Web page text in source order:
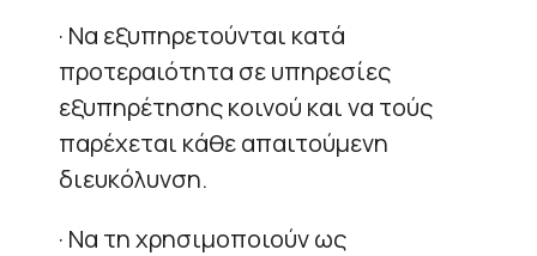
· Να εξυπηρετούνται κατά
προτεραιότητα σε υπηρεσίες
εξυπηρέτησης κοινού και να τούς
παρέχεται κάθε απαιτούμενη
διευκόλυνση.
· Να τη χρησιμοποιούν ως